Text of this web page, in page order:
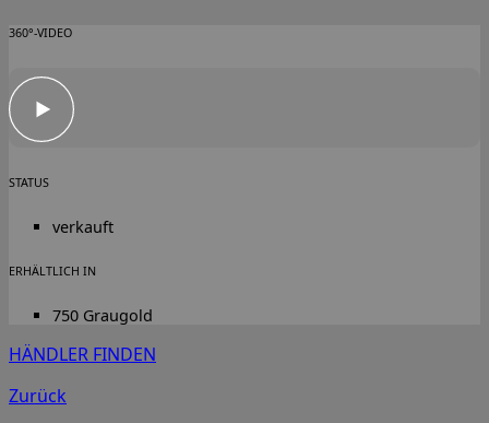
360°-VIDEO
STATUS
verkauft
ERHÄLTLICH IN
750 Graugold
HÄNDLER FINDEN
Zurück